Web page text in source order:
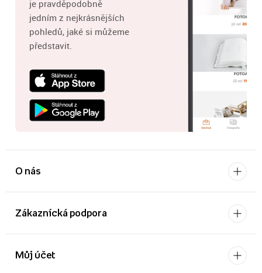
je pravděpodobně
jedním z nejkrásnějších
pohledů, jaké si můžeme
představit.
O nás
Zákaznícká podpora
Můj účet